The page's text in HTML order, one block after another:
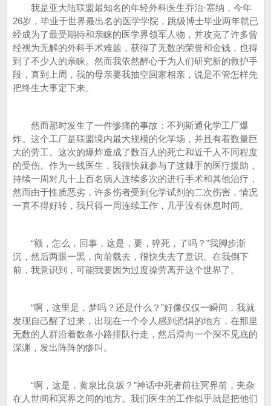
我是亚大陆联盟最知名的年轻外科医生乔治·塞纳，今年
26岁，毕业于世界最出名的医学学院，跳级博士毕业两年就已
经成为了最受期待和亲睐的医学界领军人物，并攻克了许多曾
经视为无解的外科手术难题，获得了无数的荣誉和金钱，也得
到了不少人的亲睐。然而我依然醉心于为人们研究新的救护手
段，直到上周，我的母亲要我抽空回家相亲，说是不管怎样先
把终生大事定下来。
然而那时发生了一件惨痛的事故：不列斯通化学工厂爆
炸。这个工厂是联盟境内最大规模的化学场，并且有着数量巨
大的劳工。这次的爆炸造成了数百人的死亡和近千人不同程度
的受伤。作为一线医生，我很快就参与了这棘手的医疗援助，
持续一周对几十上百名病人连续多次的进行手术和其他治疗，
然而由于性质恶劣，许多伤者受到化学试剂的二次伤害，情况
一直不得好转，我只得一周连续工作，几乎没有休息时间。
“额，怎么，回事，这是，要，猝死，了吗？”我脚步渐
沉，然后两眼一黑，向前载去，很快失去了意识。在我倒下
前，我意识到，可能我要因为过度操劳离开这个世界了。
“啊，这里是，梦吗？还是什么？”好像仅仅一瞬间，我就
发现自己醒了过来，出现在一个令人感到恐惧的地方，在那里
无数的人群沿着数条小路排队行走，然后滑向一个深不见底的
深渊，发出阵阵的惨叫。
“啊，这是，黄泉比良坂？”神话中死者前往冥界前，夹杂
在人世间和冥界之间的地方。我们医生的工作似乎就是把他们